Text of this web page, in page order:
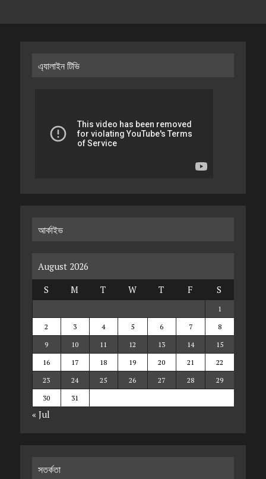
এ্যালাইন টিভি
আর্কাইভ
August 2026
S
M T W T F S
1
2
3 4 5 6 7
8
9
10 11 12 13 14
15
16
17 18 19 20 21
22
23
24 25 26 27 28
29
30
31
« Jul
সতর্কতা